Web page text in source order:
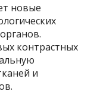
новые
контрастных
и